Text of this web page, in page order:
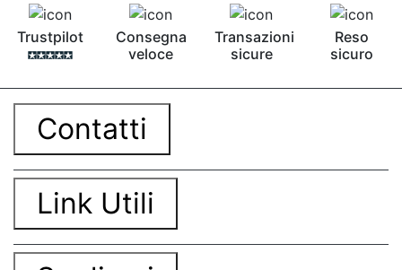
Trustpilot
Consegna
veloce
Transazioni
sicure
Reso
sicuro
Contatti
Link Utili